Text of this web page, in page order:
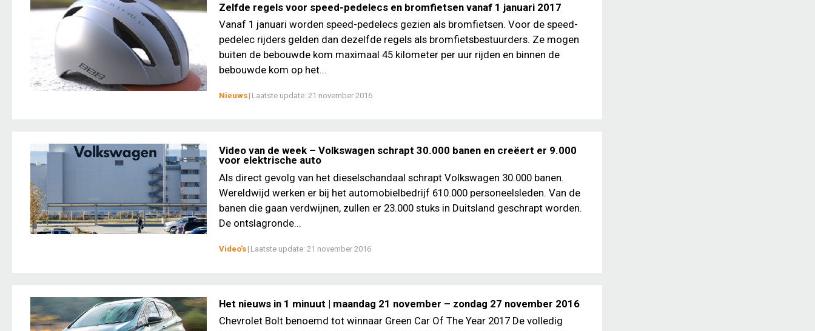
Zelfde regels voor speed-pedelecs en bromfietsen vanaf 1 januari 2017
Vanaf 1 januari worden speed-pedelecs gezien als bromfietsen. Voor de speed-
pedelec rijders gelden dan dezelfde regels als bromfietsbestuurders. Ze mogen
buiten de bebouwde kom maximaal 45 kilometer per uur rijden en binnen de
bebouwde kom op het...
Nieuws | Laatste update: 21 november 2016
Video van de week – Volkswagen schrapt 30.000 banen en creëert er 9.000
voor elektrische auto
Als direct gevolg van het dieselschandaal schrapt Volkswagen 30.000 banen.
Wereldwijd werken er bij het automobielbedrijf 610.000 personeelsleden. Van de
banen die gaan verdwijnen, zullen er 23.000 stuks in Duitsland geschrapt worden.
De ontslagronde...
Video's | Laatste update: 21 november 2016
Het nieuws in 1 minuut | maandag 21 november – zondag 27 november 2016
Chevrolet Bolt benoemd tot winnaar Green Car Of The Year 2017 De volledig